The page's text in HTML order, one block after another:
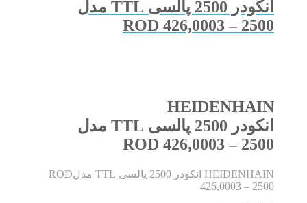
انکودر 2500 پالسی TTL مدل
ROD 426,0003 – 2500
HEIDENHAIN
انکودر 2500 پالسی TTL مدل
ROD 426,0003 – 2500
HEIDENHAIN انکودر 2500 پالسی TTL مدلROD
426,0003 – 2500